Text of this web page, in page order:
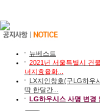
아파트 공동구매 및
시공갤러리
자주하는질문
키움창호CEO인사말
사업분야및조직도
인증현황
뉴베스트
2021년 서울특별시 건
너지효율화...
LX지인창호(구LG하우
딱 한달간...
LG하우시스 사명 변경